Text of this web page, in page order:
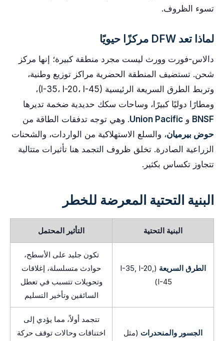
تسوء الظروف.
لماذا تعد DFW مركزًا حيويًا
دالاس-فورت وورث ليست مجرد منطقة كبيرة؛ إنها مركز
شحن. تستضيف المنطقة الحضرية مراكز توزيع وطنية،
وتربط الطرق السريعة الرئيسية (I-35، I-20، I-45)،
ومطارًا دوليًا كبيرًا، وساحات سكك حديدية ضخمة تديرها
BNSF و Union Pacific. وهي توجه تدفقات الطاقة من
حوض بيرميان، والسلع الاستهلاكية من الواردات، والشحنات
الزراعية الصادرة. تخلق ظروف التجمد هنا تأثيرات متتالية
تتجاوز تكساس بكثير.
البنية التحتية المعرضة للخطر
البنية التحتية التأثير المحتمل
الطرق السريعة
(I-35, I-20,
I-45)
تكون جليد على الأسطح،
حوادث متسلسلة، إغلاقات
وتحويلات تتسبب في تعطل
السائقين وتأخير التسليم
الجسور والمنحدرات (مثل
تتجمد أولاً، مما يؤدي إلى
اختناقات وحالات توقف حركة